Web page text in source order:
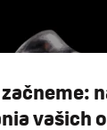
vašich